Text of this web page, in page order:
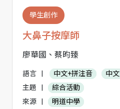
學生創作
大鼻子按摩師
廖華國、蔡昀臻
語言 中文+拼注音
中文
主題
綜合活動
來源
明道中學